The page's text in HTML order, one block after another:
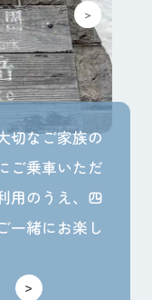
切なご家族の
ご乗車いただ
用のうえ、四
一緒にお楽し